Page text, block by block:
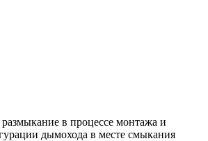
в процессе монтажа и
дымохода в месте смыкания